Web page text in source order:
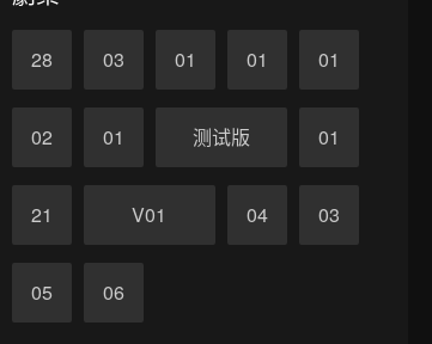
28 03 01 01 01
02 01 测试版 01
21 V01 04 03
05 06